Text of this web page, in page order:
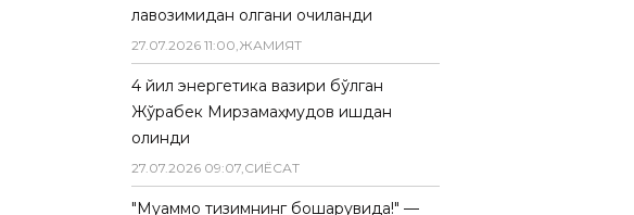
лавозимидан олгани очиқланди
27.07.2026 11:00,ЖАМИЯТ
4 йил энергетика вазири бўлган
Жўрабек Мирзамаҳмудов ишдан
олинди
27.07.2026 09:07,СИËСАТ
"Муаммо тизимнинг бошқарувида!" —